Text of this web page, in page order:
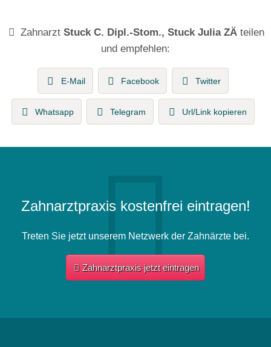
ZahnarztStuck C. Dipl.-Stom., Stuck Julia ZÄ teilen
und empfehlen:
E-Mail Facebook Twitter
Whatsapp Telegram Url/Link kopieren
Zahnarztpraxis kostenfrei eintragen!
Treten Sie jetzt unserem Netzwerk der Zahnärzte bei.
Zahnarztpraxis jetzt eintragen